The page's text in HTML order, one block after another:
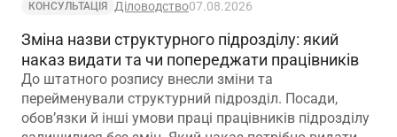
КОНСУЛЬТАЦІЯ Діловодство07.08.2026
Зміна назви структурного підрозділу: який
наказ видати та чи попереджати працівників
До штатного розпису внесли зміни та
перейменували структурний підрозділ. Посади,
обов’язки й інші умови праці працівників підрозділу